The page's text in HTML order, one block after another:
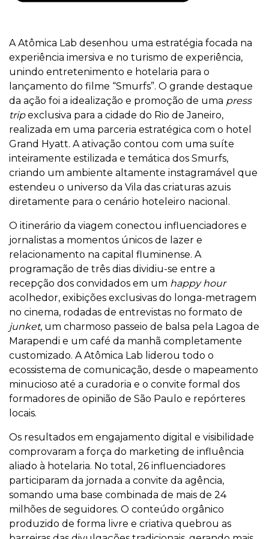
A Atômica Lab desenhou uma estratégia focada na
experiência imersiva e no turismo de experiência,
unindo entretenimento e hotelaria para o
lançamento do filme “Smurfs”. O grande destaque
da ação foi a idealização e promoção de uma press
tripexclusiva para a cidade do Rio de Janeiro,
realizada em uma parceria estratégica com o hotel
Grand Hyatt. A ativação contou com uma suíte
inteiramente estilizada e temática dos Smurfs,
criando um ambiente altamente instagramável que
estendeu o universo da Vila das criaturas azuis
diretamente para o cenário hoteleiro nacional.
O itinerário da viagem conectou influenciadores e
jornalistas a momentos únicos de lazer e
relacionamento na capital fluminense. A
programação de três dias dividiu-se entre a
recepção dos convidados em um happy hour
acolhedor, exibições exclusivas do longa-metragem
no cinema, rodadas de entrevistas no formato de
junket, um charmoso passeio de balsa pela Lagoa de
Marapendi e um café da manhã completamente
customizado. A Atômica Lab liderou todo o
ecossistema de comunicação, desde o mapeamento
minucioso até a curadoria e o convite formal dos
formadores de opinião de São Paulo e repórteres
locais.
Os resultados em engajamento digital e visibilidade
comprovaram a força do marketing de influência
aliado à hotelaria. No total, 26 influenciadores
participaram da jornada a convite da agência,
somando uma base combinada de mais de 24
milhões de seguidores. O conteúdo orgânico
produzido de forma livre e criativa quebrou as